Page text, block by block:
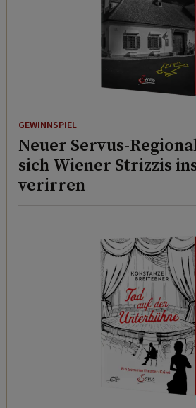
GEWINNSPIEL
Neuer Servus-
sich Wiener Strizzis
verirren